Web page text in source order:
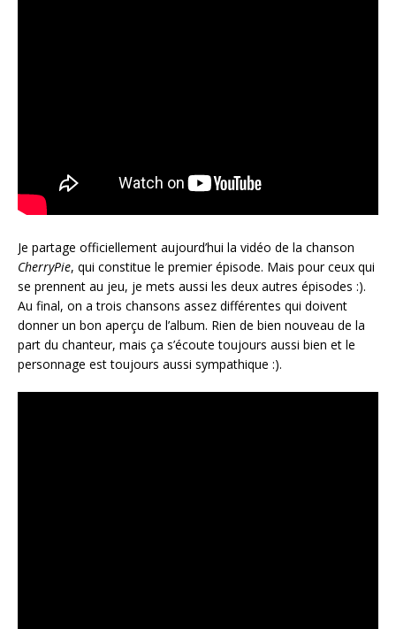
Je partage officiellement aujourd’hui la vidéo de la chanson
CherryPie, qui constitue le premier épisode. Mais pour ceux qui
se prennent au jeu, je mets aussi les deux autres épisodes :).
Au final, on a trois chansons assez différentes qui doivent
donner un bon aperçu de l’album. Rien de bien nouveau de la
part du chanteur, mais ça s’écoute toujours aussi bien et le
personnage est toujours aussi sympathique :).